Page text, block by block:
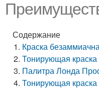
Содержание
Краска
Тонирующая
Палитра Лонда
Тонирующая